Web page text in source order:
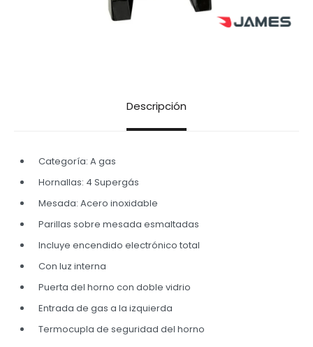
Descripción
Categoría: A gas
Hornallas: 4 Supergás
Mesada: Acero inoxidable
Parillas sobre mesada esmaltadas
Incluye encendido electrónico total
Con luz interna
Puerta del horno con doble vidrio
Entrada de gas a la izquierda
Termocupla de seguridad del horno